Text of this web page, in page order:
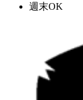
週末OK